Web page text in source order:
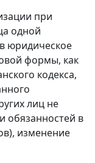
при
одной
юридическое
формы, как
кодекса,
лиц не
обязанностей в
изменение